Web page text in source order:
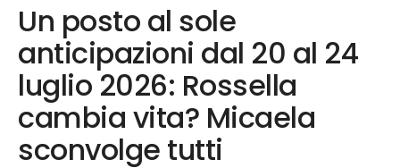
Un posto al sole
anticipazioni dal 20 al 24
luglio 2026: Rossella
cambia vita? Micaela
sconvolge tutti